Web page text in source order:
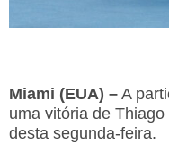
Miami (EUA) – A
uma vitória de
desta segunda-feira.